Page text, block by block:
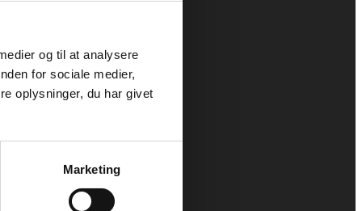
og til at analysere
for sociale medier,
oplysninger, du har givet
Marketing